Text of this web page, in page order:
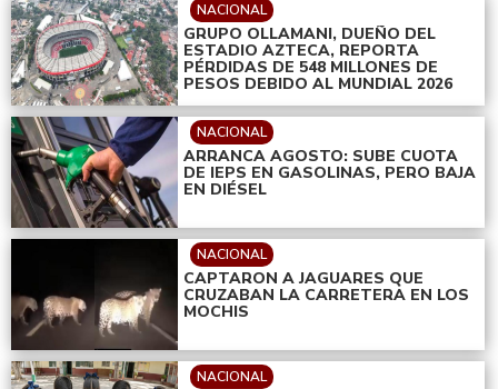
NACIONAL
GRUPO OLLAMANI, DUEÑO DEL
ESTADIO AZTECA, REPORTA
PÉRDIDAS DE 548 MILLONES DE
PESOS DEBIDO AL MUNDIAL 2026
NACIONAL
ARRANCA AGOSTO: SUBE CUOTA
DE IEPS EN GASOLINAS, PERO BAJA
EN DIÉSEL
NACIONAL
CAPTARON A JAGUARES QUE
CRUZABAN LA CARRETERA EN LOS
MOCHIS
NACIONAL